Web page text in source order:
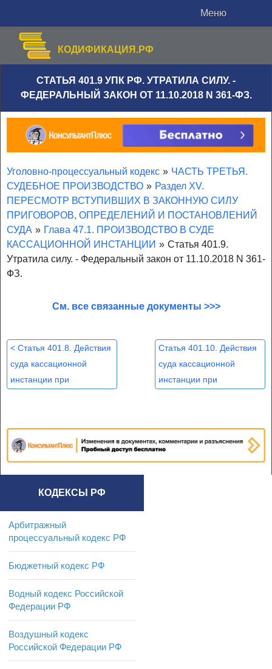
Меню
КОДИФИКАЦИЯ.РФ
СТАТЬЯ 401.9 УПК РФ. УТРАТИЛА СИЛУ. -
ФЕДЕРАЛЬНЫЙ ЗАКОН ОТ 11.10.2018 N 361-ФЗ.
Уголовно-процессуальный кодекс » ЧАСТЬ ТРЕТЬЯ.
СУДЕБНОЕ ПРОИЗВОДСТВО » Раздел XV.
ПЕРЕСМОТР ВСТУПИВШИХ В ЗАКОННУЮ СИЛУ
ПРИГОВОРОВ, ОПРЕДЕЛЕНИЙ И ПОСТАНОВЛЕНИЙ
СУДА » Глава 47.1. ПРОИЗВОДСТВО В СУДЕ
КАССАЦИОННОЙ ИНСТАНЦИИ » Статья 401.9.
Утратила силу. - Федеральный закон от 11.10.2018 N 361-
ФЗ.
См. все связанные документы >>>
< Статья 401.8. Действия
суда кассационной
инстанции при
жалобой,
представлением
Статья 401.10. Действия
суда кассационной
инстанции при
представления>
КОДЕКСЫ РФ
Арбитражный
процессуальный кодекс РФ
Бюджетный кодекс РФ
Водный кодекс Российской
Федерации РФ
Воздушный кодекс
Российской Федерации РФ